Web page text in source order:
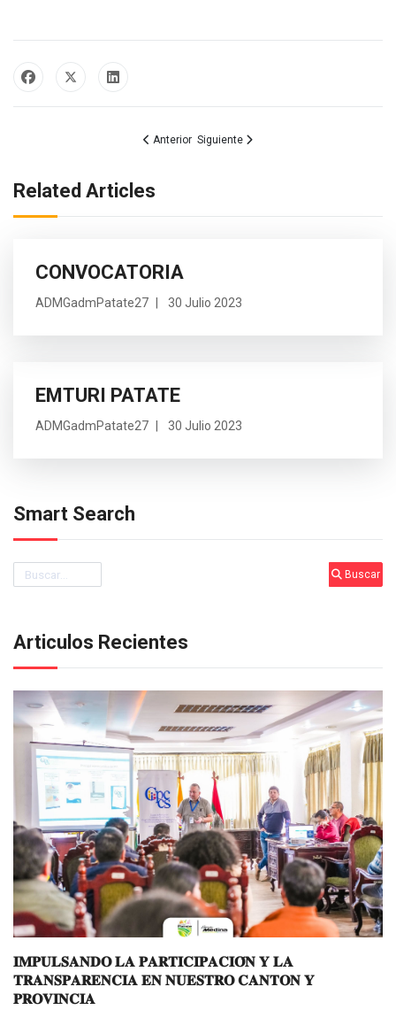
Artículo anterior: CONCURSO PUBLICO DE MERITOS
Anterior Artículo siguiente: 𝐒𝐞𝐠𝐮𝐢𝐦𝐨𝐬 𝐭𝐫𝐚𝐛𝐚𝐣𝐚𝐧𝐝𝐨 𝐩𝐨𝐫
Siguiente
Related Articles
CONVOCATORIA
ADMGadmPatate27 30 Julio 2023
EMTURI PATATE
ADMGadmPatate27 30 Julio 2023
Smart Search
Buscar Buscar
Articulos Recientes
𝐈𝐌𝐏𝐔𝐋𝐒𝐀𝐍𝐃𝐎 𝐋𝐀 𝐏𝐀𝐑𝐓𝐈𝐂𝐈𝐏𝐀𝐂𝐈𝐎́𝐍 𝐘 𝐋𝐀
𝐓𝐑𝐀𝐍𝐒𝐏𝐀𝐑𝐄𝐍𝐂𝐈𝐀 𝐄𝐍 𝐍𝐔𝐄𝐒𝐓𝐑𝐎 𝐂𝐀𝐍𝐓𝐎𝐍 𝐘
𝐏𝐑𝐎𝐕𝐈𝐍𝐂𝐈𝐀